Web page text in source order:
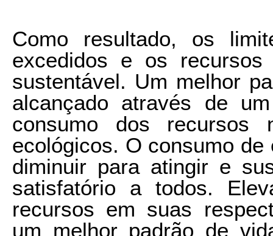
Como resultado, os
excedidos e os
sustentável. Um melhor
alcançado através de
consumo dos recursos
ecológicos. O consumo
diminuir para atingir e
satisfatório a todos.
recursos em suas
um melhor padrão de